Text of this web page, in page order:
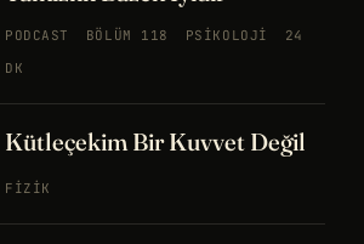
PODCAST BÖLÜM 118 PSIKOLOJI
24
DK
Kütleçekim Bir Kuvvet Değil
FIZIK